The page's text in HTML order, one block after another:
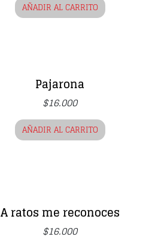
AÑADIR AL CARRITO
Pajarona
$16.000
AÑADIR AL CARRITO
A ratos me reconoces
$16.000